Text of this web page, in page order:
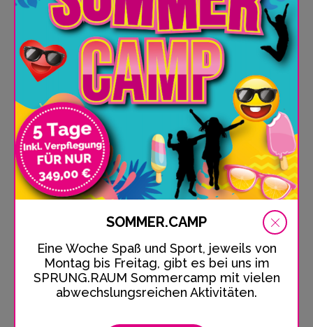
SOMMER.CAMP
Eine Woche Spaß und Sport, jeweils von
Montag bis Freitag, gibt es bei uns im
SPRUNG.RAUM Sommercamp mit vielen
abwechslungsreichen Aktivitäten.
22041 Hamburg
Represented by:
Nadira Stahl-Essberger, Helge Stahl
Contact:
Telephone: 040/52 30 30 73
Email: info@sprungraum.de
Register entry:
Registering court:Amtsgericht Hamburg
Registration number: HRB 149930
VAT:
VAT Id number according to Sec. 27 a German Value